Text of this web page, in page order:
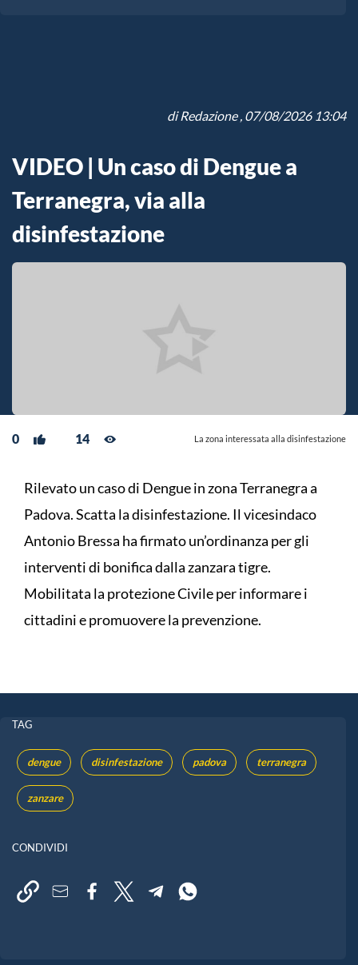
diRedazione, 07/08/2026 13:04
VIDEO | Un caso di Dengue a
Terranegra, via alla
disinfestazione
0 14 La zona interessata alla disinfestazione
Rilevato un caso di Dengue in zona Terranegra a
Padova. Scatta la disinfestazione. Il vicesindaco
Antonio Bressa ha firmato un’ordinanza per gli
interventi di bonifica dalla zanzara tigre.
Mobilitata la protezione Civile per informare i
cittadini e promuovere la prevenzione.
TAG
dengue disinfestazione padova terranegra
zanzare
CONDIVIDI